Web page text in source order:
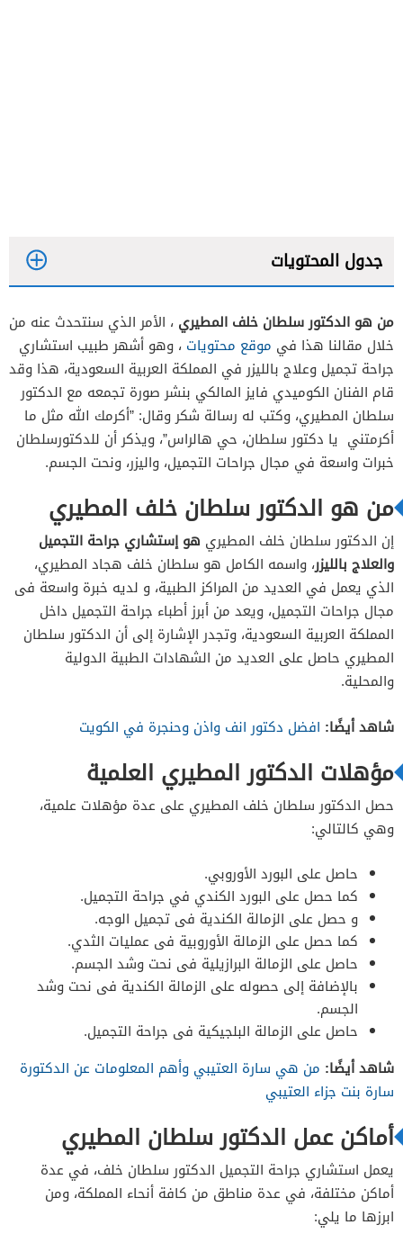
جدول المحتويات
من هو الدكتور سلطان خلف المطيري ، الأمر الذي سنتحدث عنه من
خلال مقالنا هذا في موقع محتويات ، وهو أشهر طبيب استشاري
جراحة تجميل وعلاج بالليزر في المملكة العربية السعودية، هذا وقد
قام الفنان الكوميدي فايز المالكي بنشر صورة تجمعه مع الدكتور
سلطان المطيري، وكتب له رسالة شكر وقال: ‏”أكرمك الله مثل ما
أكرمتني يا دكتور سلطان، حي هالراس”، ويذكر أن للدكتورسلطان
خبرات واسعة في مجال جراحات التجميل، واليزر، ونحت الجسم.
من هو الدكتور سلطان خلف المطيري
إن الدكتور سلطان خلف المطيري هو إستشاري جراحة التجميل
والعلاج بالليزر، واسمه الكامل هو سلطان خلف هجاد المطيري،
الذي يعمل في العديد من المراكز الطبية، و لديه خبرة واسعة فى
مجال جراحات التجميل، ويعد من أبرز أطباء جراحة التجميل داخل
المملكة العربية السعودية، وتجدر الإشارة إلى أن الدكتور سلطان
المطيري حاصل على العديد من الشهادات الطبية الدولية
والمحلية.
شاهد أيضًا: افضل دكتور انف واذن وحنجرة في الكويت
مؤهلات الدكتور المطيري العلمية
حصل الدكتور سلطان خلف المطيري على عدة مؤهلات علمية،
وهي كالتالي:
حاصل على البورد الأوروبي.
كما حصل على البورد الكندي في جراحة التجميل.
و حصل على الزمالة الكندية فى تجميل الوجه.
كما حصل على الزمالة الأوروبية فى عمليات الثدي.
حاصل على الزمالة البرازيلية فى نحت وشد الجسم.
بالإضافة إلى حصوله على الزمالة الكندية فى نحت وشد
الجسم.
حاصل على الزمالة البلجيكية فى جراحة التجميل.
شاهد أيضًا: من هي سارة العتيبي وأهم المعلومات عن الدكتورة
سارة بنت جزاء العتيبي
أماكن عمل الدكتور سلطان المطيري
يعمل استشاري جراحة التجميل الدكتور سلطان خلف، في عدة
أماكن مختلفة، في عدة مناطق من كافة أنحاء المملكة، ومن
ابرزها ما يلي: